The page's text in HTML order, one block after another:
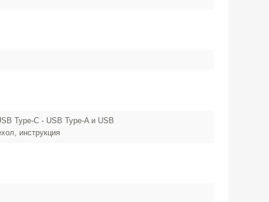
Type-C - USB Type-A и USB
инструкция